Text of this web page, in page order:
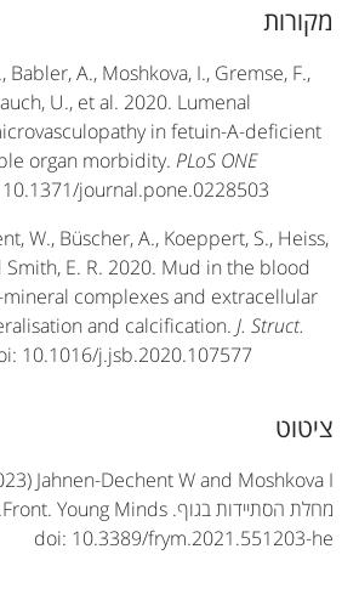
מקורות
Babler, A., Moshkova, I., Gremse, F.,
U., et al. 2020. Lumenal
in fetuin-A-deficient
organ morbidity.PLoS ONE
journal.pone.0228503
W., Büscher, A., Koeppert, S., Heiss,
Smith, E. R. 2020. Mud in the blood
complexes and extracellular
and calcification.J. Struct.
10.1016/j.jsb.2020.107577
A
r
t
i
ציטוט
Jahnen-Dechent W and Moshkova I
מחלת הסתיידות בגוף. Front. Young Minds
.
doi: 10.3389/frym.2021.551203-he